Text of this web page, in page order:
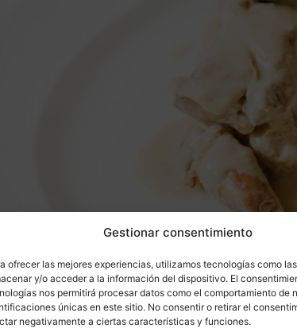
Gestionar consentimiento
ofrecer las mejores experiencias, utilizamos tecnologías como
y/o acceder a la información del dispositivo. El
nos permitirá procesar datos como el comportamiento de
únicas en este sitio. No consentir o retirar el
negativamente a ciertas características y funciones.
salsa de almendras, una combinación